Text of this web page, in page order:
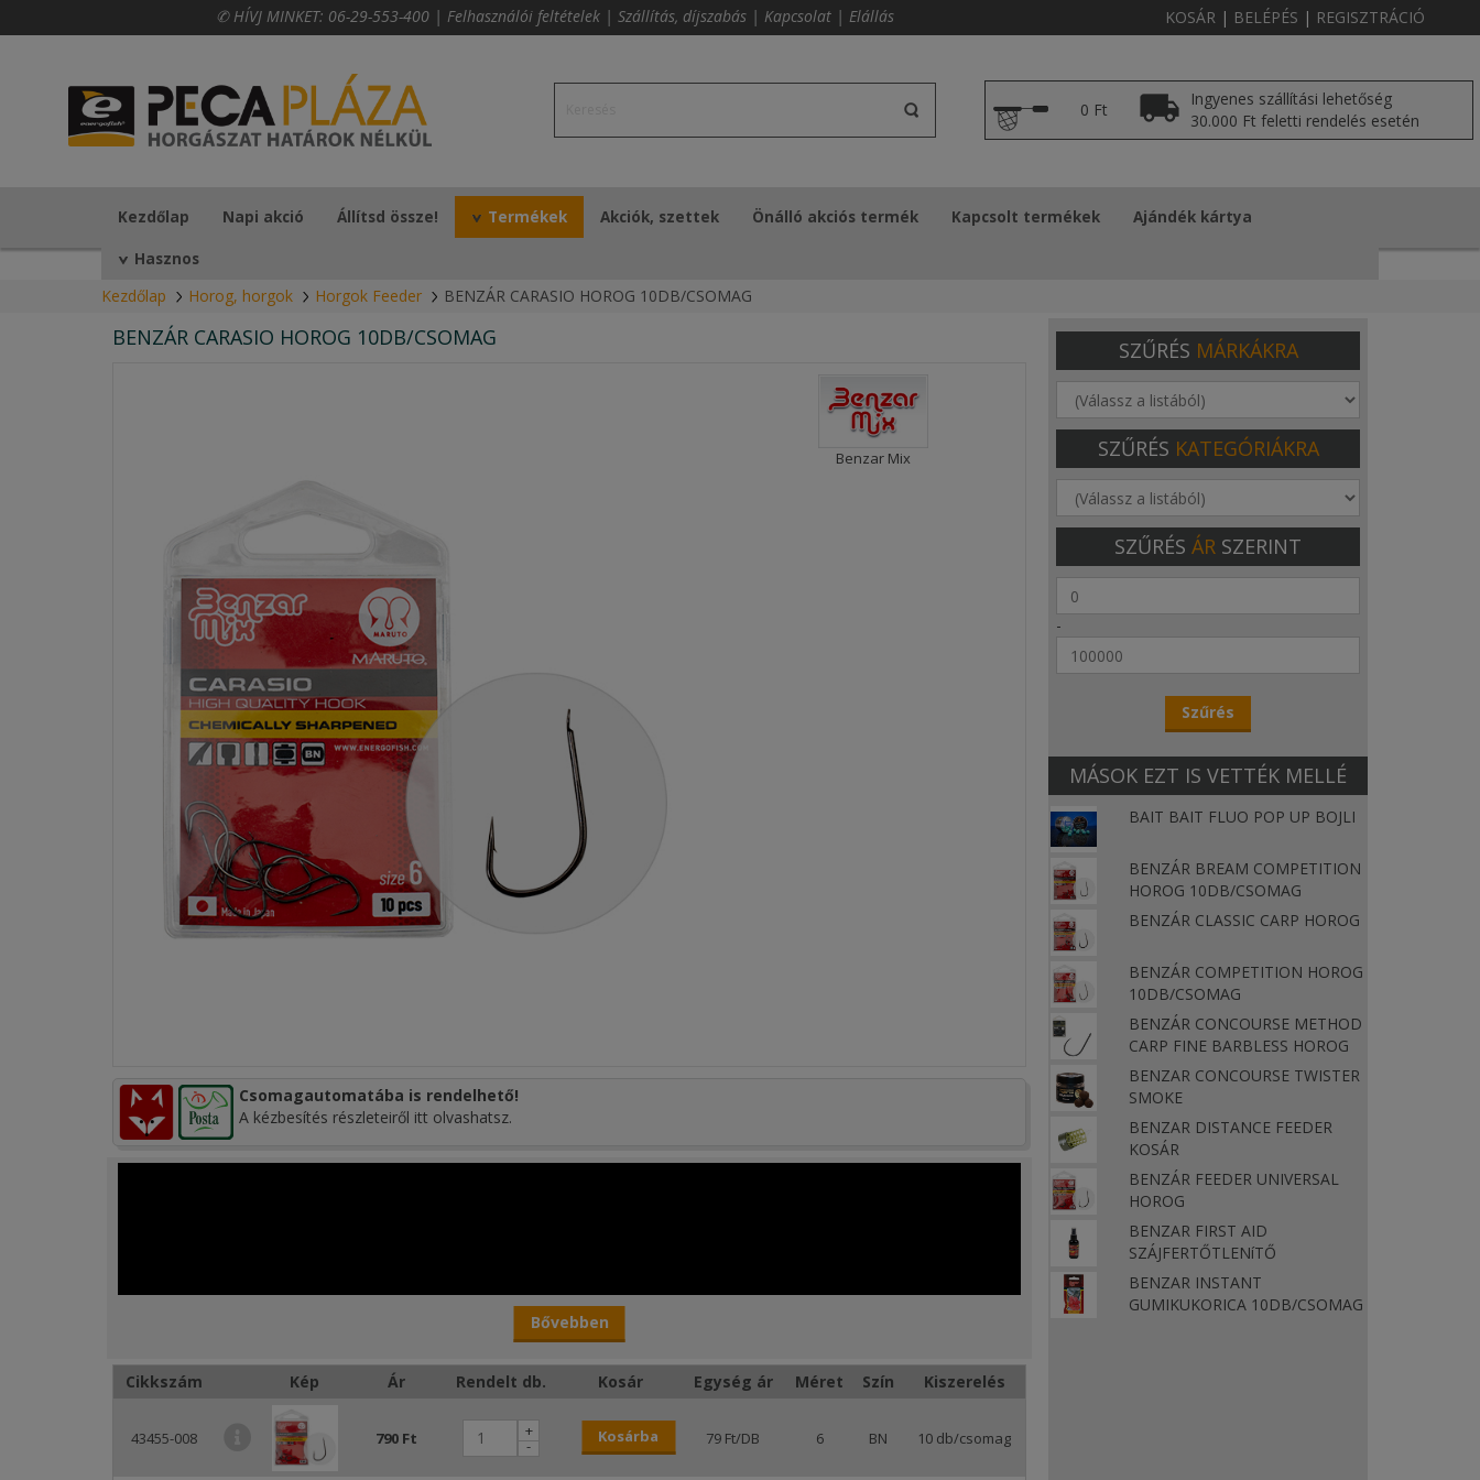
✆ HÍVJ MINKET: 06-29-553-400 | Felhasználói feltételek | Szállítás, díjszabás | Kapcsolat | Elállás KOSÁR | BELÉPÉS | REGISZTRÁCIÓ
0 Ft
Ingyenes szállítási lehetőség
30.000 Ft feletti rendelés esetén
Kezdőlap Napi akció Állítsd össze! Termékek Akciók, szettek Önálló akciós termék Kapcsolt termékek Ajándék kártya
Hasznos
Kezdőlap Horog, horgok Horgok Feeder BENZÁR CARASIO HOROG 10DB/CSOMAG
BENZÁR CARASIO HOROG 10DB/CSOMAG
Benzar Mix
Csomagautomatába is rendelhető!
A kézbesítés részleteiről itt olvashatsz.
Bővebben
Cikkszám Kép Ár Rendelt db. Kosár Egység ár Méret Szín Kiszerelés
43455-008 790 Ft -
+ Kosárba 79 Ft/DB 6 BN 10 db/csomag
SZŰRÉS MÁRKÁKRA
SZŰRÉS KATEGÓRIÁKRA
SZŰRÉS ÁR SZERINT
-
MÁSOK EZT IS VETTÉK MELLÉ
BAIT BAIT FLUO POP UP BOJLI
BENZÁR BREAM COMPETITION
HOROG 10DB/CSOMAG
BENZÁR CLASSIC CARP HOROG
BENZÁR COMPETITION HOROG
10DB/CSOMAG
BENZÁR CONCOURSE METHOD
CARP FINE BARBLESS HOROG
BENZAR CONCOURSE TWISTER
SMOKE
BENZAR DISTANCE FEEDER
KOSÁR
BENZÁR FEEDER UNIVERSAL
HOROG
BENZAR FIRST AID
SZÁJFERTŐTLENíTŐ
BENZAR INSTANT
GUMIKUKORICA 10DB/CSOMAG